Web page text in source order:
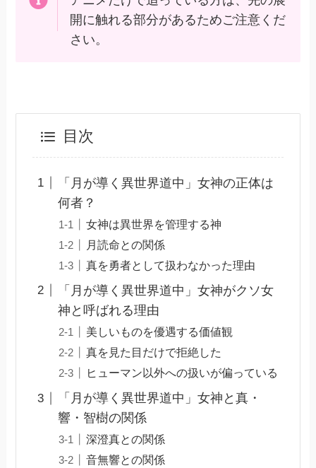
開に触れる部分があるためご注意くだ
さい。
目次
「月が導く異世界道中」女神の正体は
何者？
女神は異世界を管理する神
月読命との関係
真を勇者として扱わなかった理由
「月が導く異世界道中」女神がクソ女
神と呼ばれる理由
美しいものを優遇する価値観
真を見た目だけで拒絶した
ヒューマン以外への扱いが偏っている
「月が導く異世界道中」女神と真・
響・智樹の関係
深澄真との関係
音無響との関係